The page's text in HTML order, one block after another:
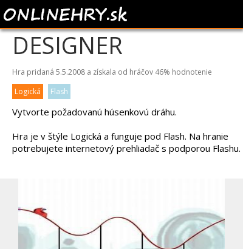
ROLLERCOASTER
DESIGNER
Hra pridaná 5.5.2008 a získala od hráčov 46% hodnotenie
Logická
Flash
Vytvorte požadovanú húsenkovú dráhu.
Hra je v štýle Logická a funguje pod Flash. Na hranie
potrebujete internetový prehliadač s podporou Flashu.